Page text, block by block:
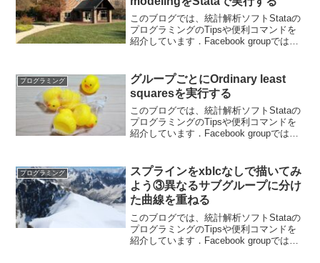
このブログでは、統計解析ソフトStataの
プログラミングのTipsや便利コマンドを
紹介しています．Facebook groupでは、
す． ブログと合わせて個人の学習に役
立...
プログラミング
グループごとにOrdinary least
squaresを実行する
このブログでは、統計解析ソフトStataの
プログラミングのTipsや便利コマンドを
紹介しています．Facebook groupでは、
す． ブログと合わせて個人の学習に役
立...
プログラミング
スプラインをxblcなしで描いてみ
よう③異なるサブグループに分け
た曲線を重ねる
このブログでは、統計解析ソフトStataの
プログラミングのTipsや便利コマンドを
紹介しています．Facebook groupでは、